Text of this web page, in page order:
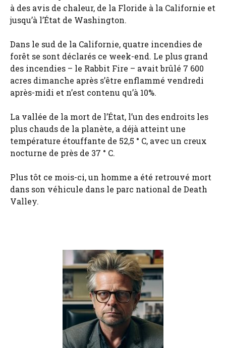
à des avis de chaleur, de la Floride à la Californie et
jusqu’à l’État de Washington.
Dans le sud de la Californie, quatre incendies de
forêt se sont déclarés ce week-end. Le plus grand
des incendies – le Rabbit Fire – avait brûlé 7 600
acres dimanche après s’être enflammé vendredi
après-midi et n’est contenu qu’à 10%.
La vallée de la mort de l’État, l’un des endroits les
plus chauds de la planète, a déjà atteint une
température étouffante de 52,5 ° C, avec un creux
nocturne de près de 37 ° C.
Plus tôt ce mois-ci, un homme a été retrouvé mort
dans son véhicule dans le parc national de Death
Valley.